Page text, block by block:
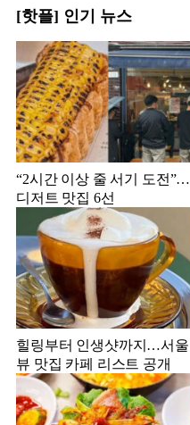
[핫플] 인기 뉴스
“2시간 이상 줄 서기 도전”…
디저트 맛집 6선
힐링부터 인생샷까지…서울
뷰 맛집 카페 리스트 공개